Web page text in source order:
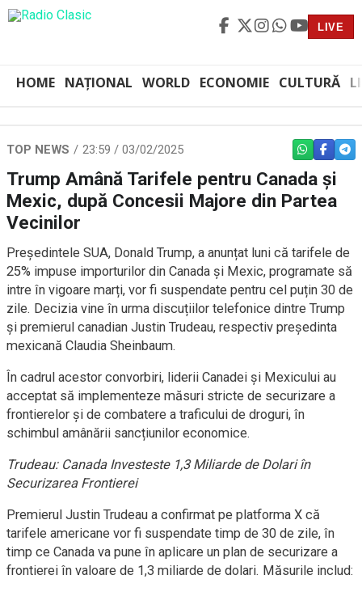
LIVE
HOME NAȚIONAL WORLD ECONOMIE CULTURĂ
TOP NEWS 23:59 / 03/02/2025 WHATSAPP
Trump Amână Tarifele pentru Canada și
Mexic, după Concesii Majore din Partea
Vecinilor
Președintele SUA, Donald Trump, a anunțat luni că tarifele de
25% impuse importurilor din Canada și Mexic, programate să
intre în vigoare marți, vor fi suspendate pentru cel puțin 30 de
zile. Decizia vine în urma discuțiilor telefonice dintre Trump
și premierul canadian Justin Trudeau, respectiv președinta
mexicană Claudia Sheinbaum.
În cadrul acestor convorbiri, liderii Canadei și Mexicului au
acceptat să implementeze măsuri stricte de securizare a
frontierelor și de combatere a traficului de droguri, în
schimbul amânării sancțiunilor economice.
Trudeau: Canada Investeste 1,3 Miliarde de Dolari în
Securizarea Frontierei
Premierul Justin Trudeau a confirmat pe platforma X că
tarifele americane vor fi suspendate timp de 30 de zile, în
timp ce Canada va pune în aplicare un plan de securizare a
frontierei în valoare de 1,3 miliarde de dolari. Măsurile includ: